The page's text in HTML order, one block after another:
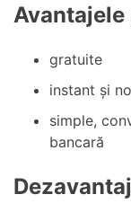
gratuite
instant și
simple,
bancară